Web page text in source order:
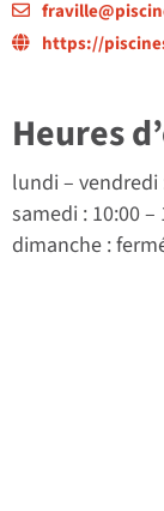
https://
Heures
lundi– vendredi
samedi : 10:00 –
dimanche :